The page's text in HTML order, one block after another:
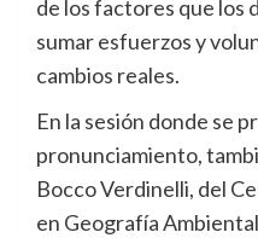
de los factores que los
sumar esfuerzos y
cambios reales.
En la sesión donde se
pronunciamiento,
Bocco Verdinelli, del
en Geografía